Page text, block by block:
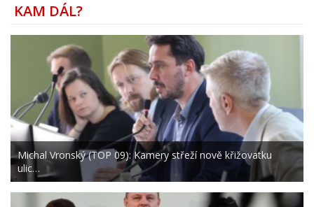
KAM DÁL?
Michal Vronský (TOP 09): Kamery střeží nově křižovatku
ulic…